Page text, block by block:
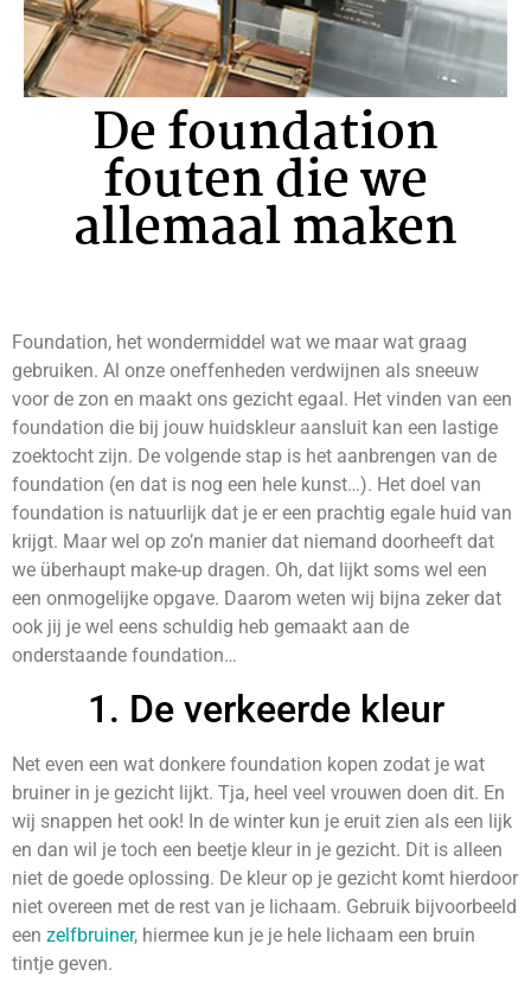
De foundation
fouten die we
allemaal maken
Foundation, het wondermiddel wat we maar wat graag
gebruiken. Al onze oneffenheden verdwijnen als sneeuw
voor de zon en maakt ons gezicht egaal. Het vinden van een
foundation die bij jouw huidskleur aansluit kan een lastige
zoektocht zijn. De volgende stap is het aanbrengen van de
foundation (en dat is nog een hele kunst…). Het doel van
foundation is natuurlijk dat je er een prachtig egale huid van
krijgt. Maar wel op zo’n manier dat niemand doorheeft dat
we überhaupt make-up dragen. Oh, dat lijkt soms wel een
een onmogelijke opgave. Daarom weten wij bijna zeker dat
ook jij je wel eens schuldig heb gemaakt aan de
onderstaande foundation…
1. De verkeerde kleur
Net even een wat donkere foundation kopen zodat je wat
bruiner in je gezicht lijkt. Tja, heel veel vrouwen doen dit. En
wij snappen het ook! In de winter kun je eruit zien als een lijk
en dan wil je toch een beetje kleur in je gezicht. Dit is alleen
niet de goede oplossing. De kleur op je gezicht komt hierdoor
niet overeen met de rest van je lichaam. Gebruik bijvoorbeeld
een zelfbruiner, hiermee kun je je hele lichaam een bruin
tintje geven.